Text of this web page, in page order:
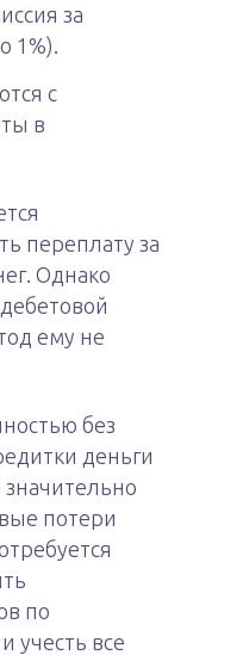
за
1%).
с
в
переплату за
Однако
ему не
без
деньги
значительно
потери
по
учесть все